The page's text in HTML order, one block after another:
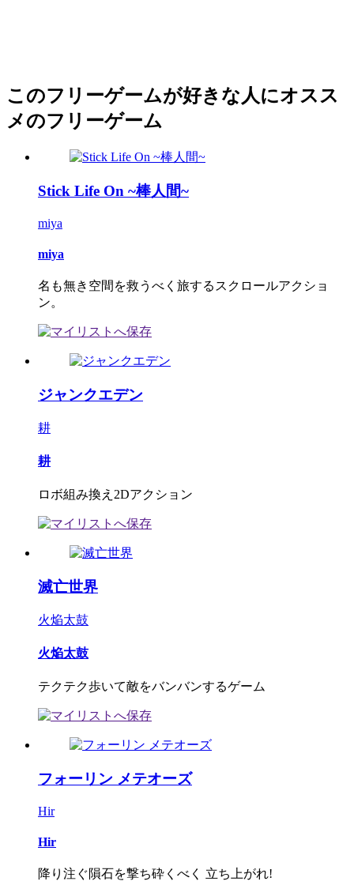
このフリーゲームが好きな人にオスス
メのフリーゲーム
Stick Life On ~棒人間~
miya
miya
名も無き空間を救うべく旅するスクロールアクショ
ン。
ジャンクエデン
耕
耕
ロボ組み換え2Dアクション
滅亡世界
火焔太鼓
火焔太鼓
テクテク歩いて敵をバンバンするゲーム
フォーリン メテオーズ
Hir
Hir
降り注ぐ隕石を撃ち砕くべく 立ち上がれ!